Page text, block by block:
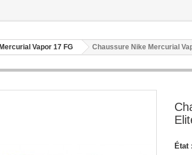
Vapor 17 FG Chaussure Nike Mercurial
État :